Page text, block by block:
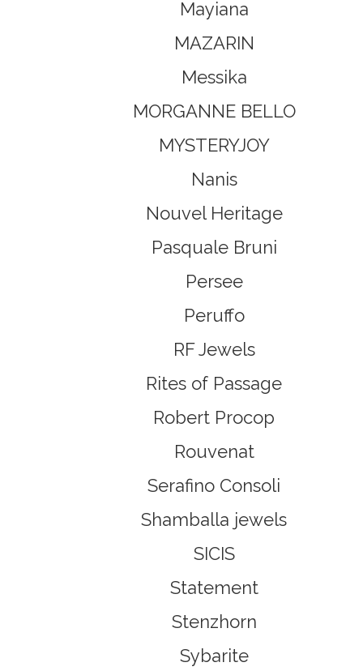
Mayiana
MAZARIN
Messika
MORGANNE BELLO
MYSTERYJOY
Nanis
Nouvel Heritage
Pasquale Bruni
Persee
Peruffo
RF Jewels
Rites of Passage
Robert Procop
Rouvenat
Serafino Consoli
Shamballa jewels
SICIS
Statement
Stenzhorn
Sybarite